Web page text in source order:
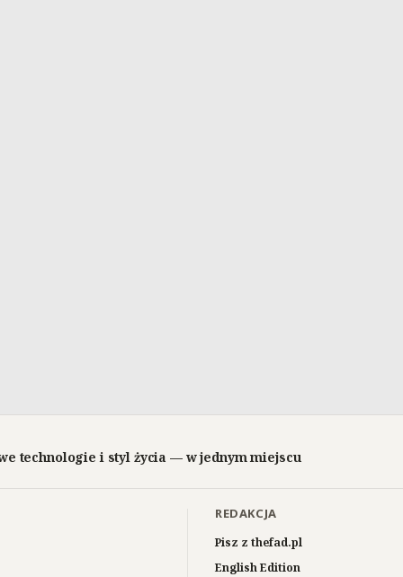
technologie i styl życia — w jednym miejscu
REDAKCJA
Pisz z thefad.pl
English Edition